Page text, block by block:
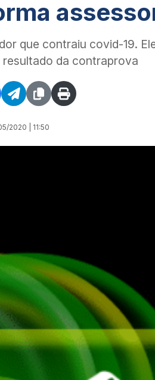
que contraiu covid-19.
da contraprova
2020 | 11:50